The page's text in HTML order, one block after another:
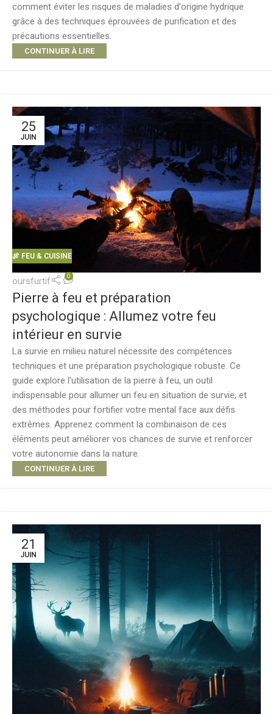
comment éviter les risques de maladies d'origine hydrique
grâce à des techniques éprouvées de purification et des
précautions essentielles.
CONTINUER À LIRE
25
JUIN
🍖 FEU & CUISINE
oursfurtif 0
Pierre à feu et préparation
psychologique : Allumez votre feu
intérieur en survie
La survie en milieu naturel nécessite des compétences
techniques et une préparation psychologique robuste. Ce
guide explore l'utilisation de la pierre à feu, un outil
indispensable pour allumer un feu en situation de survie, et
des méthodes pour fortifier votre mental face aux défis
extrêmes. Apprenez comment la combinaison de ces
éléments peut améliorer vos chances de survie et renforcer
votre autonomie dans la nature.
CONTINUER À LIRE
21
JUIN